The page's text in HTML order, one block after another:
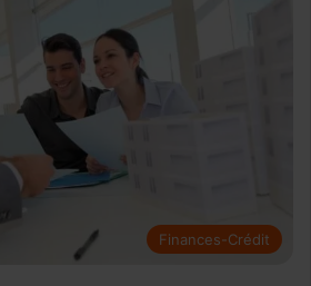
Finances-Crédit